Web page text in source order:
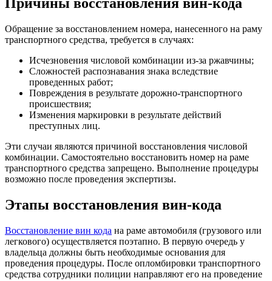
Причины восстановления вин-кода
Обращение за восстановлением номера, нанесенного на раму
транспортного средства, требуется в случаях:
Исчезновения числовой комбинации из-за ржавчины;
Сложностей распознавания знака вследствие
проведенных работ;
Повреждения в результате дорожно-транспортного
происшествия;
Изменения маркировки в результате действий
преступных лиц.
Эти случаи являются причиной восстановления числовой
комбинации. Самостоятельно восстановить номер на раме
транспортного средства запрещено. Выполнение процедуры
возможно после проведения экспертизы.
Этапы восстановления вин-кода
Восстановление вин кода на раме автомобиля (грузового или
легкового) осуществляется поэтапно. В первую очередь у
владельца должны быть необходимые основания для
проведения процедуры. После опломбировки транспортного
средства сотрудники полиции направляют его на проведение